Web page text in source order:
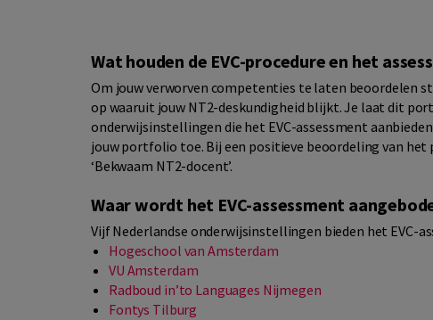
Wat houden de EVC-procedure en het
Om jouw verworven competenties te laten beoordelen
op waaruit jouw NT2-deskundigheid blijkt. Je laat dit
onderwijsinstellingen die het EVC-assessment
jouw portfolio toe. Bij een positieve beoordeling van
‘Bekwaam NT2-docent’.
Waar wordt het EVC-assessment
Vijf Nederlandse onderwijsinstellingen bieden het EVC-
Hogeschool van Amsterdam
VU Amsterdam
Radboud in’to Languages Nijmegen
Fontys Tilburg